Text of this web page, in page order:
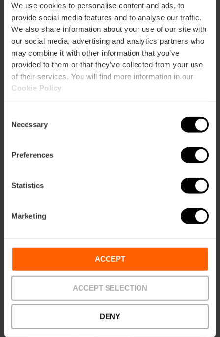
We use cookies to personalise content and ads, to
provide social media features and to analyse our traffic.
We also share information about your use of our site with
our social media, advertising and analytics partners who
may combine it with other information that you’ve
provided to them or that they’ve collected from your use
of their services. You will find more information in our
Cookie Policy
Selection
Necessary
Preferences
Statistics
Marketing
ACCEPT
ACCEPT SELECTION
DENY
Activar mapa
Cómo llegar
También te puede interesar